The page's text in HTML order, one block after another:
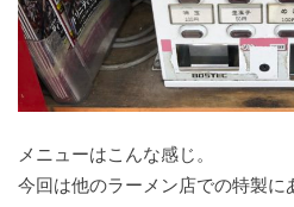
メニューはこんな感じ。
今回は他のラーメン店での特製に